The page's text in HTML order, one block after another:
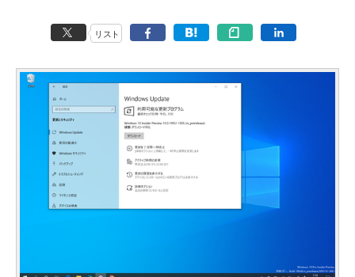
リスト